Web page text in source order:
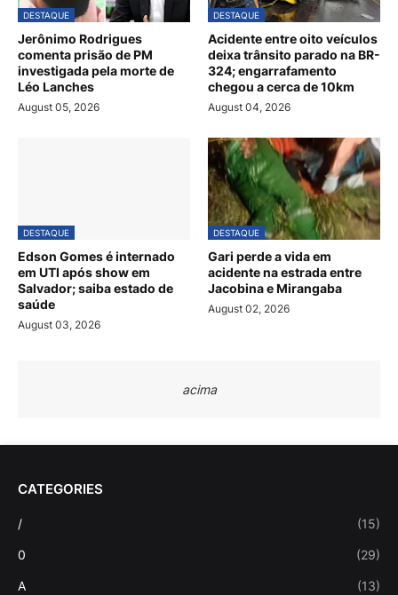
DESTAQUE
Jerônimo Rodrigues
comenta prisão de PM
investigada pela morte de
Léo Lanches
August 05, 2026
DESTAQUE
Acidente entre oito veículos
deixa trânsito parado na BR-
324; engarrafamento
chegou a cerca de 10km
August 04, 2026
DESTAQUE
Edson Gomes é internado
em UTI após show em
Salvador; saiba estado de
saúde
August 03, 2026
DESTAQUE
Gari perde a vida em
acidente na estrada entre
Jacobina e Mirangaba
August 02, 2026
acima
CATEGORIES
/ (15)
0 (29)
A (13)